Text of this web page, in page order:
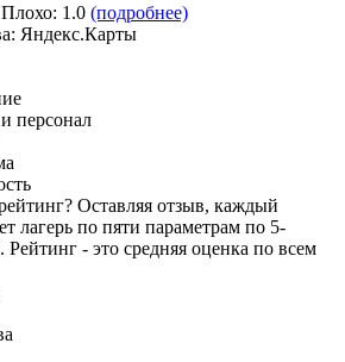
Плохо: 1.0 (подробнее)
Яндекс.Карты
персонал
Оставляя отзыв, каждый
лагерь по пяти параметрам по 5-
Рейтинг - это средняя оценка по всем